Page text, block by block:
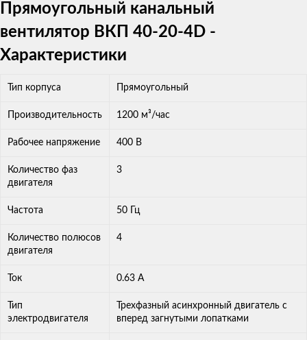
Прямоугольный канальный
вентилятор ВКП 40-20-4D -
Характеристики
Тип корпуса Прямоугольный
Производительность 1200 м³/час
Рабочее напряжение 400 В
Количество фаз
двигателя
3
Частота 50 Гц
Количество полюсов
двигателя
4
Ток 0.63 А
Тип
электродвигателя
Трехфазный асинхронный двигатель с
вперед загнутыми лопатками